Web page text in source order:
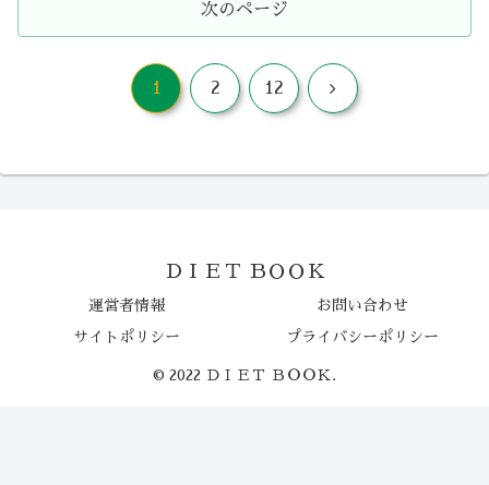
次のページ
1 2 12 次
ＤＩＥＴ ＢＯＯＫ
運営者情報 お問い合わせ
サイトポリシー プライバシーポリシー
© 2022 ＤＩＥＴ ＢＯＯＫ.